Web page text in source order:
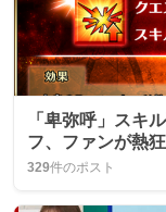
「卑弥呼」スキ
フ、ファンが熱
329件のポスト